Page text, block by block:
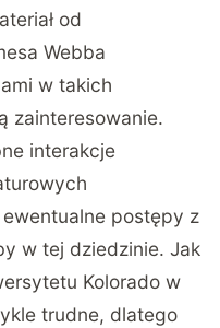
od
Webba
w takich
zainteresowanie.
interakcje
postępy z
w tej dziedzinie. Jak
Kolorado w
trudne, dlatego